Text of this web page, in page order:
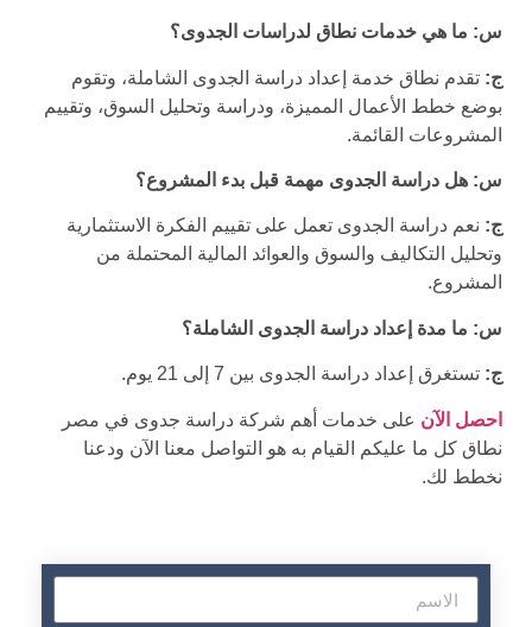
س: ما هي خدمات نطاق لدراسات الجدوى؟
ج: تقدم نطاق خدمة إعداد دراسة الجدوى الشاملة، وتقوم
بوضع خطط الأعمال المميزة، ودراسة وتحليل السوق، وتقييم
المشروعات القائمة.
س: هل دراسة الجدوى مهمة قبل بدء المشروع؟
ج: نعم دراسة الجدوى تعمل على تقييم الفكرة الاستثمارية
وتحليل التكاليف والسوق والعوائد المالية المحتملة من
المشروع.
س: ما مدة إعداد دراسة الجدوى الشاملة؟
ج: تستغرق إعداد دراسة الجدوى بين 7 إلى 21 يوم.
احصل الآن على خدمات أهم شركة دراسة جدوى في مصر
نطاق كل ما عليكم القيام به هو التواصل معنا الآن ودعنا
نخطط لك.